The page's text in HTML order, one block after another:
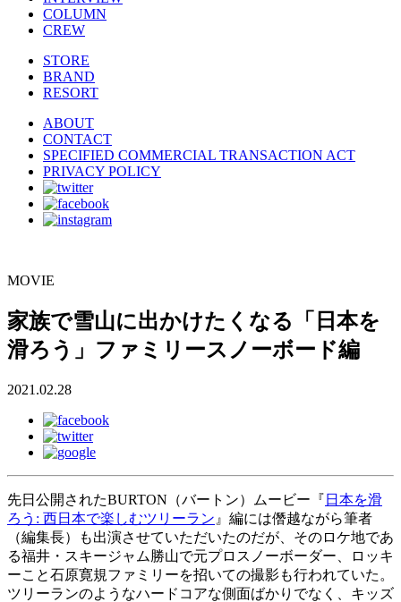
COLUMN
CREW
STORE
BRAND
RESORT
ABOUT
CONTACT
SPECIFIED COMMERCIAL TRANSACTION ACT
PRIVACY POLICY
MOVIE
家族で雪山に出かけたくなる「日本を
滑ろう」ファミリースノーボード編
2021.02.28
先日公開されたBURTON（バートン）ムービー『 日本を滑
ろう: 西日本で楽しむツリーラン 』編には僭越ながら筆者
（編集長）も出演させていただいたのだが、そのロケ地であ
る福井・スキージャム勝山で元プロスノーボーダー、ロッキ
ーこと石原寛規ファミリーを招いての撮影も行われていた。
ツリーランのようなハードコアな側面ばかりでなく、キッズ